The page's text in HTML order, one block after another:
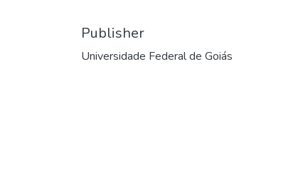
Publisher
Universidade Federal de Goiás